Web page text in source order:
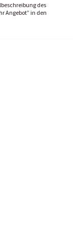
des
Angebot” in den